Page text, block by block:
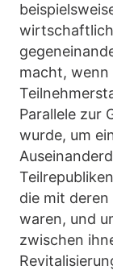
macht,
Parallele zur
wurde, um
die mit
waren, und
zwischen